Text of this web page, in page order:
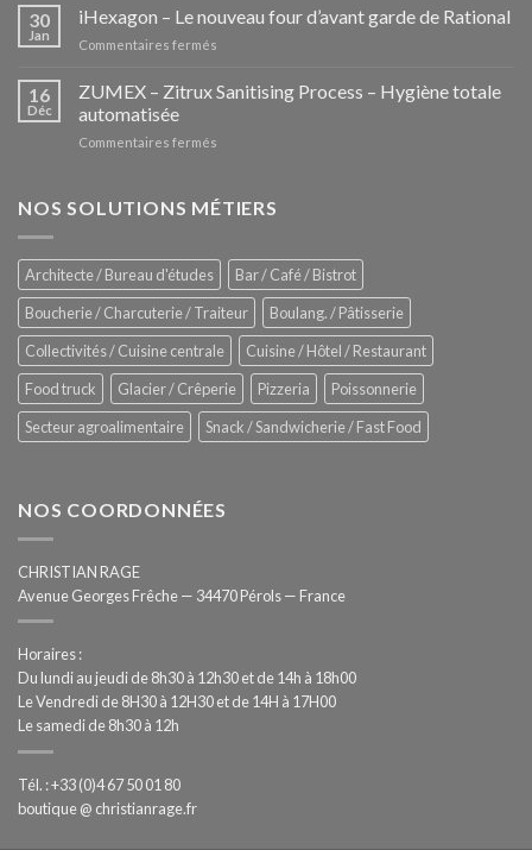
Pozzettis:
des
30
Jan
iHexagon – Le nouveau four d’avant garde de Rational
Commentaires fermés
–
de
16
Déc
ZUMEX – Zitrux Sanitising Process – Hygiène totale
automatisée
Commentaires fermés
Zitrux
–
Hygiène
totale
automatisée
NOS SOLUTIONS MÉTIERS
Architecte / Bureau d'études
Bar / Café / Bistrot
Boucherie / Charcuterie / Traiteur
Boulang. / Pâtisserie
Collectivités / Cuisine centrale
Cuisine / Hôtel / Restaurant
Food truck
Glacier / Crêperie Pizzeria
Poissonnerie
Secteur agroalimentaire
Snack / Sandwicherie / Fast Food
NOS COORDONNÉES
CHRISTIAN RAGE
Avenue Georges Frêche — 34470 Pérols — France
Horaires :
Du lundi au jeudi de 8h30 à 12h30 et de 14h à 18h00
Le Vendredi de 8H30 à 12H30 et de 14H à 17H00
Le samedi de 8h30 à 12h
Tél. : +33 (0)4 67 50 01 80
boutique @ christianrage.fr